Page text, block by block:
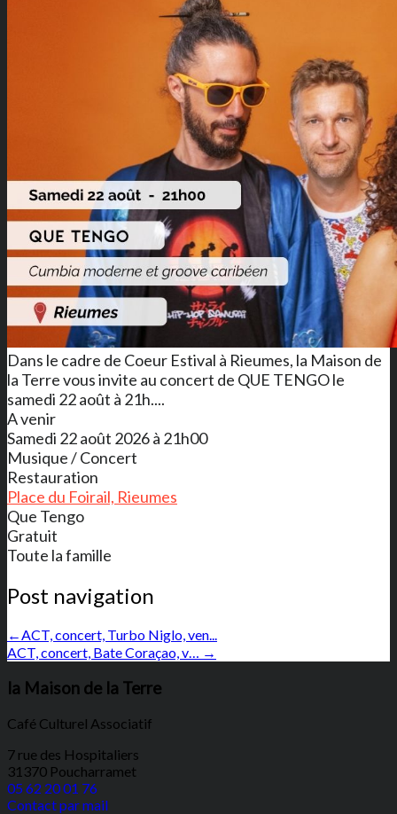
Dans le cadre de Coeur Estival à Rieumes, la Maison de
la Terre vous invite au concert de QUE TENGO le
samedi 22 août à 21h....
A venir
Samedi 22 août 2026 à 21h00
Musique / Concert
Restauration
Place du Foirail, Rieumes
Que Tengo
Gratuit
Toute la famille
Post navigation
←ACT, concert, Turbo Niglo, ven...
ACT, concert, Bate Coraçao, v… →
la Maison de la Terre
Café Culturel Associatif
7 rue des Hospitaliers
31370 Poucharramet
05 62 20 01 76
Contact par mail